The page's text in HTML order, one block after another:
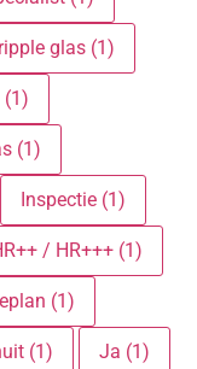
glas (1)
(1)
(1)
Inspectie (1)
/ HR+++ (1)
(1)
(1) Ja (1)